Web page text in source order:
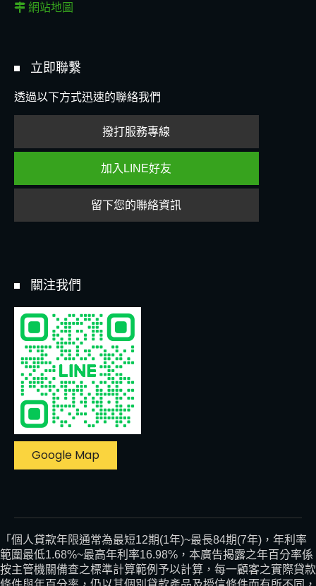
網站地圖
立即聯繫
透過以下方式迅速的聯絡我們
撥打服務專線
加入LINE好友
留下您的聯絡資訊
關注我們
Google Map
「個人貸款年限通常為最短12期(1年)~最長84期(7年)，年利率
範圍最低1.68%~最高年利率16.98%，本廣告揭露之年百分率係
按主管機關備查之標準計算範例予以計算，每一顧客之實際貸款